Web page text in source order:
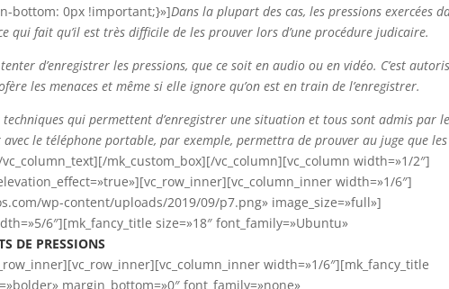
bottom: 0px !important;}»]Dans la plupart des cas, les pressions exercées
qui fait qu’il est très difficile de les prouver lors d’une procédure judicaire.
d’enregistrer les pressions, que ce soit en audio ou en vidéo. C’est
les menaces et même si elle ignore qu’on est en train de l’enregistrer.
qui permettent d’enregistrer une situation et tous sont admis par
le téléphone portable, par exemple, permettra de prouver au juge que les
mk_custom_box][/vc_column][vc_column width=»1/2″]
width=»1/6″]
wp-content/uploads/2019/09/p7.png» image_size=»full»]
6″][mk_fancy_title size=»18″ font_family=»Ubuntu»
DE PRESSIONS
width=»1/6″][mk_fancy_title
margin_bottom=»0″ font_family=»none»